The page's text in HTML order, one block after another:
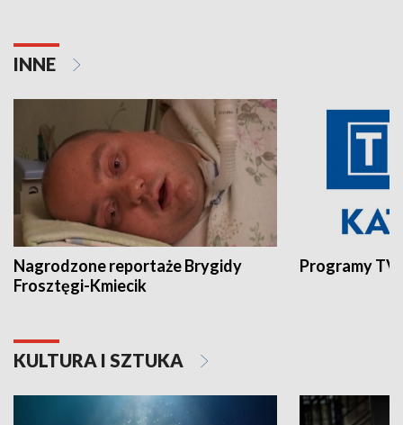
INNE
Nagrodzone reportaże Brygidy
Frosztęgi-Kmiecik
Programy
KULTURA I SZTUKA